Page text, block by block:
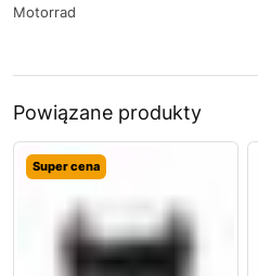
Motorrad
Powiązane produkty
Super cena